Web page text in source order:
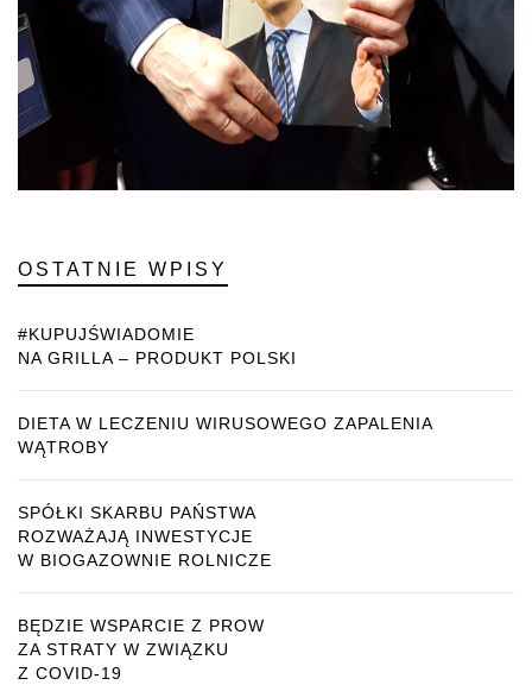
OSTATNIE WPISY
#KUPUJŚWIADOMIE
NA GRILLA – PRODUKT POLSKI
DIETA W LECZENIU WIRUSOWEGO ZAPALENIA
WĄTROBY
SPÓŁKI SKARBU PAŃSTWA
ROZWAŻAJĄ INWESTYCJE
W BIOGAZOWNIE ROLNICZE
BĘDZIE WSPARCIE Z PROW
ZA STRATY W ZWIĄZKU
Z COVID-19